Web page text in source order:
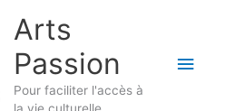
Arts
Passion
Pour faciliter l'accès à
la vie culturelle